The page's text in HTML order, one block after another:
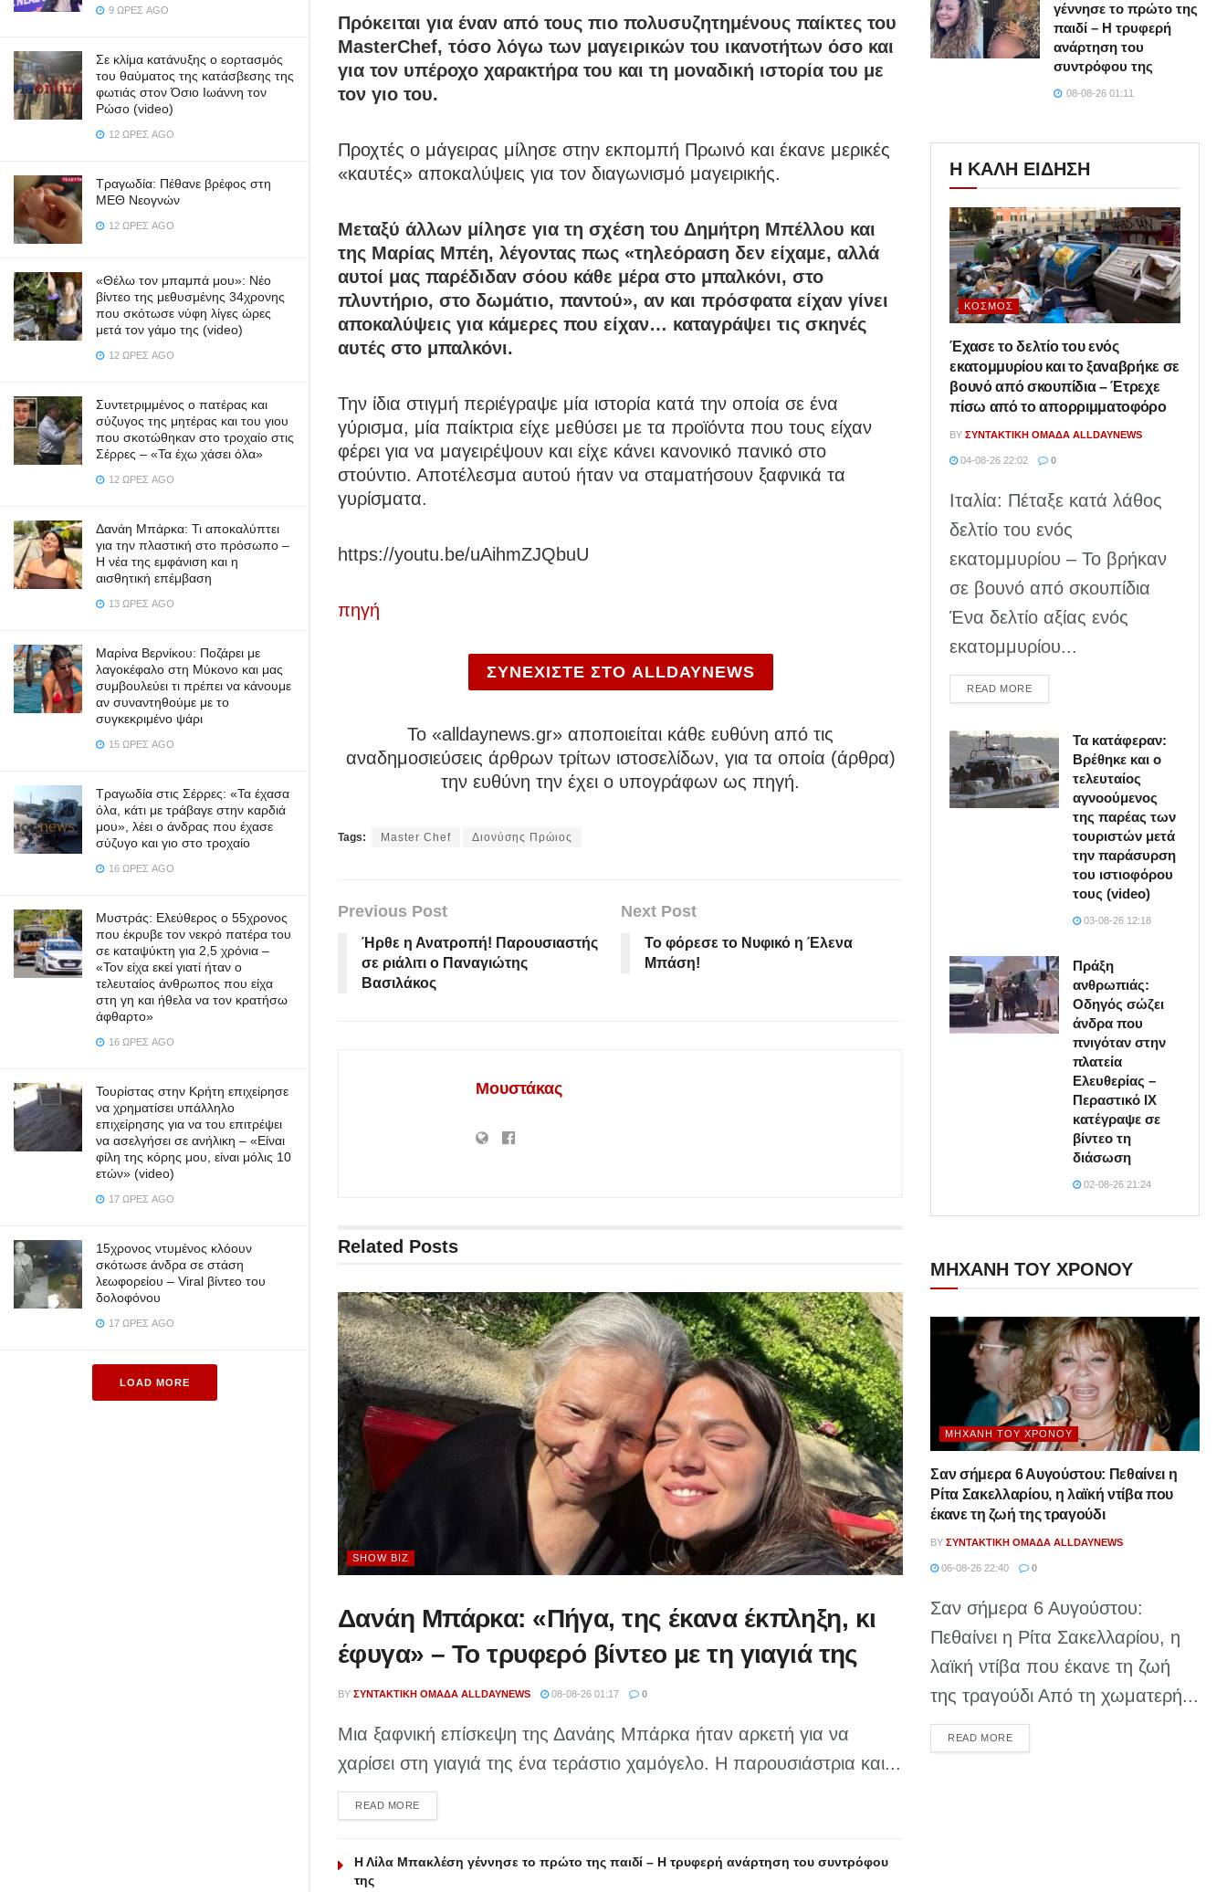
9 ΏΡΕΣ AGO
Σε κλίμα κατάνυξης ο εορτασμός
του θαύματος της κατάσβεσης της
φωτιάς στον Όσιο Ιωάννη τον
Ρώσο (video)
12 ΏΡΕΣ AGO
Τραγωδία: Πέθανε βρέφος στη
ΜΕΘ Νεογνών
12 ΏΡΕΣ AGO
«Θέλω τον μπαμπά μου»: Νέο
βίντεο της μεθυσμένης 34χρονης
που σκότωσε νύφη λίγες ώρες
μετά τον γάμο της (video)
12 ΏΡΕΣ AGO
Συντετριμμένος ο πατέρας και
σύζυγος της μητέρας και του γιου
που σκοτώθηκαν στο τροχαίο στις
Σέρρες – «Τα έχω χάσει όλα»
12 ΏΡΕΣ AGO
Δανάη Μπάρκα: Τι αποκαλύπτει
για την πλαστική στο πρόσωπο –
Η νέα της εμφάνιση και η
αισθητική επέμβαση
13 ΏΡΕΣ AGO
Μαρίνα Βερνίκου: Ποζάρει με
λαγοκέφαλο στη Μύκονο και μας
συμβουλεύει τι πρέπει να κάνουμε
αν συναντηθούμε με το
συγκεκριμένο ψάρι
15 ΏΡΕΣ AGO
Τραγωδία στις Σέρρες: «Τα έχασα
όλα, κάτι με τράβαγε στην καρδιά
μου», λέει ο άνδρας που έχασε
σύζυγο και γιο στο τροχαίο
16 ΏΡΕΣ AGO
Μυστράς: Ελεύθερος ο 55χρονος
που έκρυβε τον νεκρό πατέρα του
σε καταψύκτη για 2,5 χρόνια –
«Τον είχα εκεί γιατί ήταν ο
τελευταίος άνθρωπος που είχα
στη γη και ήθελα να τον κρατήσω
άφθαρτο»
16 ΏΡΕΣ AGO
Τουρίστας στην Κρήτη επιχείρησε
να χρηματίσει υπάλληλο
επιχείρησης για να του επιτρέψει
να ασελγήσει σε ανήλικη – «Είναι
φίλη της κόρης μου, είναι μόλις 10
ετών» (video)
17 ΏΡΕΣ AGO
15χρονος ντυμένος κλόουν
σκότωσε άνδρα σε στάση
λεωφορείου – Viral βίντεο του
δολοφόνου
17 ΏΡΕΣ AGO
LOAD MORE
Πρόκειται για έναν από τους πιο πολυσυζητημένους παίκτες του
MasterChef, τόσο λόγω των μαγειρικών του ικανοτήτων όσο και
για τον υπέροχο χαρακτήρα του και τη μοναδική ιστορία του με
τον γιο του.
Προχτές ο μάγειρας μίλησε στην εκπομπή Πρωινό και έκανε μερικές
«καυτές» αποκαλύψεις για τον διαγωνισμό μαγειρικής.
Μεταξύ άλλων μίλησε για τη σχέση του Δημήτρη Μπέλλου και
της Μαρίας Μπέη, λέγοντας πως «τηλεόραση δεν είχαμε, αλλά
αυτοί μας παρέδιδαν σόου κάθε μέρα στο μπαλκόνι, στο
πλυντήριο, στο δωμάτιο, παντού», αν και πρόσφατα είχαν γίνει
αποκαλύψεις για κάμερες που είχαν… καταγράψει τις σκηνές
αυτές στο μπαλκόνι.
Την ίδια στιγμή περιέγραψε μία ιστορία κατά την οποία σε ένα
γύρισμα, μία παίκτρια είχε μεθύσει με τα προϊόντα που τους είχαν
φέρει για να μαγειρέψουν και είχε κάνει κανονικό πανικό στο
στούντιο. Αποτέλεσμα αυτού ήταν να σταματήσουν ξαφνικά τα
γυρίσματα.
https://youtu.be/uAihmZJQbuU
πηγή
ΣΥΝΕΧΙΣΤΕ ΣΤΟ ALLDAYNEWS
To «alldaynews.gr» αποποιείται κάθε ευθύνη από τις
αναδημοσιεύσεις άρθρων τρίτων ιστοσελίδων, για τα οποία (άρθρα)
την ευθύνη την έχει ο υπογράφων ως πηγή.
Tags: Master Chef Διονύσης Πρώιος
Previous Post
Ήρθε η Ανατροπή! Παρουσιαστής
σε ριάλιτι ο Παναγιώτης
Βασιλάκος
Next Post
Το φόρεσε το Νυφικό η Έλενα
Μπάση!
Μουστάκας
Related Posts
SHOW BIZ
Δανάη Μπάρκα: «Πήγα, της έκανα έκπληξη, κι
έφυγα» – Το τρυφερό βίντεο με τη γιαγιά της
BY ΣΥΝΤΑΚΤΙΚΉ ΟΜΆΔΑ ALLDAYNEWS 08-08-26 01:17 0
Μια ξαφνική επίσκεψη της Δανάης Μπάρκα ήταν αρκετή για να
χαρίσει στη γιαγιά της ένα τεράστιο χαμόγελο. Η παρουσιάστρια και...
READ MOREDETAILS
Η Λίλα Μπακλέση γέννησε το πρώτο της παιδί – Η τρυφερή ανάρτηση του συντρόφου
της
γέννησε το πρώτο της
παιδί – Η τρυφερή
ανάρτηση του
συντρόφου της
08-08-26 01:11
Η ΚΑΛΗ ΕΙΔΗΣΗ
ΚΌΣΜΟΣ
Έχασε το δελτίο του ενός
εκατομμυρίου και το ξαναβρήκε σε
βουνό από σκουπίδια – Έτρεχε
πίσω από το απορριμματοφόρο
BY ΣΥΝΤΑΚΤΙΚΉ ΟΜΆΔΑ ALLDAYNEWS
04-08-26 22:02 0
Ιταλία: Πέταξε κατά λάθος
δελτίο του ενός
εκατομμυρίου – Το βρήκαν
σε βουνό από σκουπίδια
Ένα δελτίο αξίας ενός
εκατομμυρίου...
READ MOREDETAILS
Τα κατάφεραν:
Βρέθηκε και ο
τελευταίος
αγνοούμενος
της παρέας των
τουριστών μετά
την παράσυρση
του ιστιοφόρου
τους (video)
03-08-26 12:18
Πράξη
ανθρωπιάς:
Οδηγός σώζει
άνδρα που
πνιγόταν στην
πλατεία
Ελευθερίας –
Περαστικό ΙΧ
κατέγραψε σε
βίντεο τη
διάσωση
02-08-26 21:24
ΜΗΧΑΝΗ ΤΟΥ ΧΡΟΝΟΥ
ΜΗΧΑΝΉ ΤΟΥ ΧΡΌΝΟΥ
Σαν σήμερα 6 Αυγούστου: Πεθαίνει η
Ρίτα Σακελλαρίου, η λαϊκή ντίβα που
έκανε τη ζωή της τραγούδι
BY ΣΥΝΤΑΚΤΙΚΉ ΟΜΆΔΑ ALLDAYNEWS
06-08-26 22:40 0
Σαν σήμερα 6 Αυγούστου:
Πεθαίνει η Ρίτα Σακελλαρίου, η
λαϊκή ντίβα που έκανε τη ζωή
της τραγούδι Από τη χωματερή...
READ MOREDETAILS